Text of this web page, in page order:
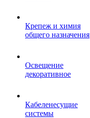
Крепеж и химия
общего назначения
Освещение
декоративное
Кабеленесущие
системы